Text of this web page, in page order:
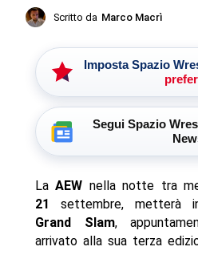
Scritto da Marco Macrì
Imposta Spazio
Segui Spazio
LaAEW nella notte tra
21
settembre, metterà
Grand Slam,
arrivato alla sua terza